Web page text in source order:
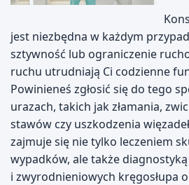
jest niezbędna w każdym
sztywność lub ograniczenie
ruchu utrudniają Ci codzienne
Powinieneś zgłosić się do tego
urazach, takich jak złamania,
stawów czy uszkodzenia
zajmuje się nie tylko leczeniem
wypadków, ale także
i zwyrodnieniowych kręgosłupa